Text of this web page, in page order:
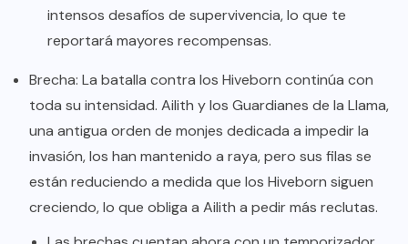
intensos desafíos de supervivencia, lo que te
reportará mayores recompensas.
Brecha: La batalla contra los Hiveborn continúa con
toda su intensidad. Ailith y los Guardianes de la Llama,
una antigua orden de monjes dedicada a impedir la
invasión, los han mantenido a raya, pero sus filas se
están reduciendo a medida que los Hiveborn siguen
creciendo, lo que obliga a Ailith a pedir más reclutas.